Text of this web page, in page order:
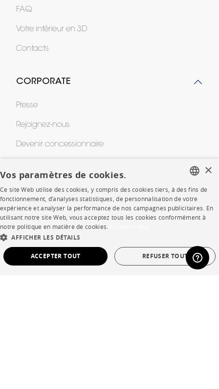
FAQ
Votre intérieur en 3D
Contacts
CORPORATE
Presse
Rejoignez-nous
Devenir concessionnaire
SHOP
Points de vente
Garanties et SAV
Ventes privées
FRENCH
ENGLISH
SPANISH
×
Vos paramètres de cookies.
Ce site Web utilise des cookies, y compris des cookies tiers, à des fins de
fonctionnement, d’analyses statistiques, de personnalisation de votre
expérience et analyser la performance de nos campagnes publicitaires. En
utilisant notre site Web, vous acceptez tous les cookies conformément à
notre politique en matière de cookies.
AFFICHER LES DÉTAILS
ACCEPTER TOUT REFUSER TOUT